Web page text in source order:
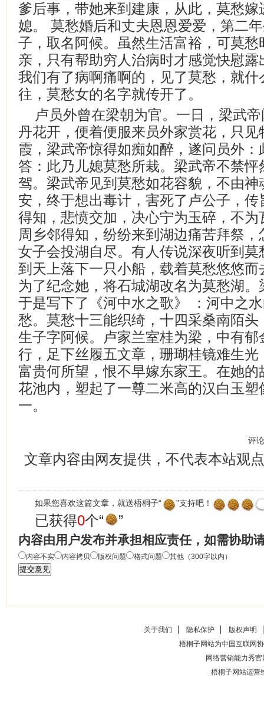
爹后事，带她来到建康，从此，莫愁
媳。 莫愁婚后和丈夫恩恩爱爱，第二
子，取名阿候。虽然生活富裕，可莫
亲，只有帮助穷人治病时才感觉快慰
我们有了病啊痛啊的，见了莫愁，就
往，莫愁女的名字就传开了。
卢员外曾在梁朝为官。一日，梁武
丹花开，便着便服来员外家赏花，只
霞，梁武帝惊得如痴如醉，遂问员外
答：此乃儿媳莫愁所栽。梁武帝不禁
驾。梁武帝见到莫愁如花容貌，不由
安，终于想出毒计，害死了卢公子，
得知，悲愤交加，决心宁为玉碎，不
周乡邻得知，纷纷来到湖边痛苦拜祭
女子会投湖自尽。有人传说深夜听到
到天上落下一只小船，载着莫愁悠悠
为了纪念她，将石城湖改名为莫愁湖
于是写下了《河中水之歌》 ：河中之
愁。莫愁十三能织绮，十四采桑南陌
生子字阿候。卢家兰室桂为梁，中有
行，足下丝履五文章，珊瑚桂镜难生
富贵何所望，恨不早嫁东家王。在她
花池内，塑起了一尊二米高的汉白玉
一。
评
文章内容由网友提供，不代表本站观点
如果您喜欢这篇文章，就送梧桐子“ ”支持吧！
已获得0个“ ”
内容由用户发布并承担相应责任，如需协助
内容不实 内容拷贝 版权问题 格式问题 其他（300字以内）
关于我们 隐私保护
版权声明
梧桐子网站为中国互联网
网络营销能力秀官
梧桐子网站运营